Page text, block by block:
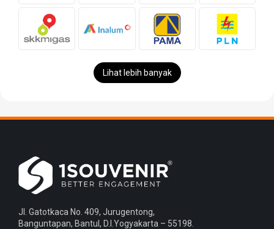
Lihat lebih banyak
Jl. Gatotkaca No. 409, Jurugentong,
Banguntapan, Bantul, D.I.Yogyakarta – 55198.